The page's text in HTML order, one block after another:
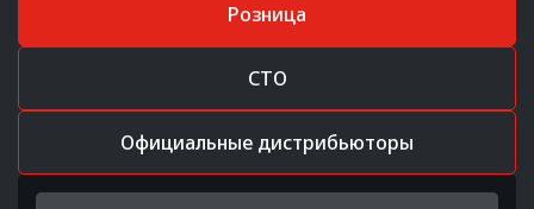
Розница
СТО
Официальные дистрибьюторы